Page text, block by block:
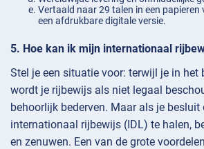
Vertaald naar 29 talen in een papieren
een afdrukbare digitale versie.
Hoe kan ik mijn internationaal
Stel je een situatie voor: terwijl je in
wordt je rijbewijs als niet legaal
behoorlijk bederven. Maar als je besluit
internationaal rijbewijs (IDL) te halen,
en zenuwen. Een van de grote